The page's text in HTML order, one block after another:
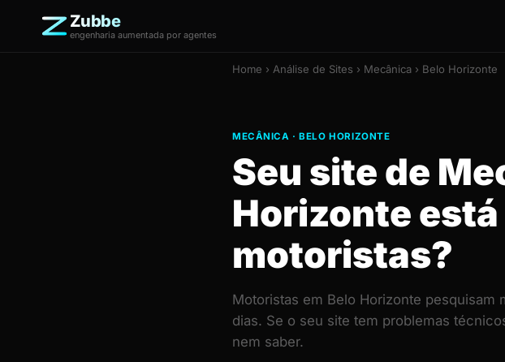
Zubbe
engenharia aumentada por agentes
Home › Análise de Sites › Mecânica › Belo Horizonte
MECÂNICA · BELO HORIZONTE
Seu site de
Horizonte
motoristas?
Motoristas em Belo Horizonte pesquisam
dias. Se o seu site tem problemas
nem saber.